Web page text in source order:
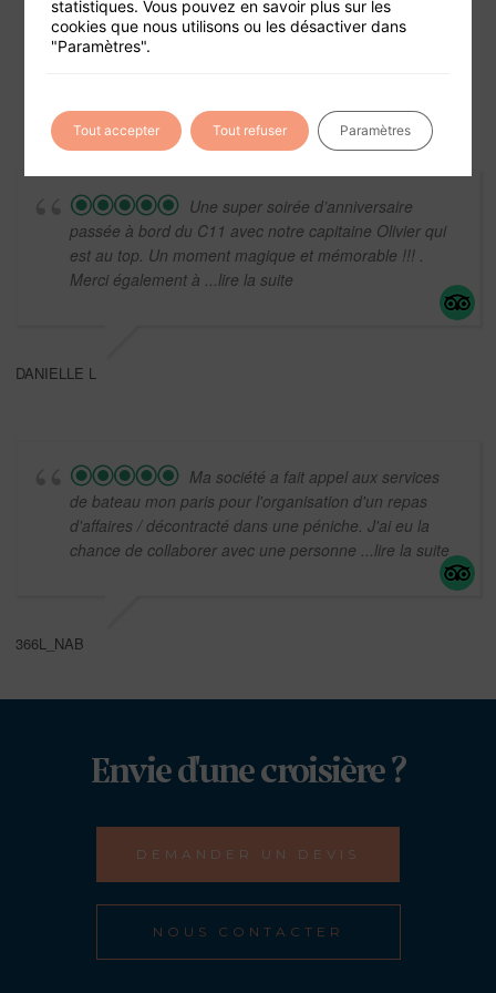
Conditions générales de vente
Une super soirée d’anniversaire
passée à bord du C11 avec notre capitaine Olivier qui
est au top. Un moment magique et mémorable !!! .
Merci également à ...lire la suite
DANIELLE L
Ma société a fait appel aux services
de bateau mon paris pour l'organisation d'un repas
d'affaires / décontracté dans une péniche. J'ai eu la
chance de collaborer avec une personne ...lire la suite
366L_NAB
Envie d'une croisière ?
DEMANDER UN DEVIS
NOUS CONTACTER
statistiques. Vous pouvez en savoir plus sur les
cookies que nous utilisons ou les désactiver dans
"Paramètres".
Tout accepter Tout refuser Paramètres